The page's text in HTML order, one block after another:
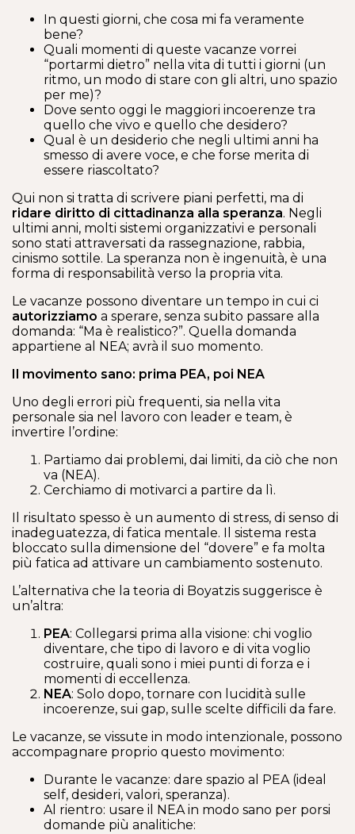
In questi giorni, che cosa mi fa veramente
bene?
Quali momenti di queste vacanze vorrei
“portarmi dietro” nella vita di tutti i giorni (un
ritmo, un modo di stare con gli altri, uno spazio
per me)?
Dove sento oggi le maggiori incoerenze tra
quello che vivo e quello che desidero?
Qual è un desiderio che negli ultimi anni ha
smesso di avere voce, e che forse merita di
essere riascoltato?
Qui non si tratta di scrivere piani perfetti, ma di
ridare diritto di cittadinanza alla speranza. Negli
ultimi anni, molti sistemi organizzativi e personali
sono stati attraversati da rassegnazione, rabbia,
cinismo sottile. La speranza non è ingenuità, è una
forma di responsabilità verso la propria vita.
Le vacanze possono diventare un tempo in cui ci
autorizziamo a sperare, senza subito passare alla
domanda: “Ma è realistico?”. Quella domanda
appartiene al NEA; avrà il suo momento.
Il movimento sano: prima PEA, poi NEA
Uno degli errori più frequenti, sia nella vita
personale sia nel lavoro con leader e team, è
invertire l’ordine:
Partiamo dai problemi, dai limiti, da ciò che non
va (NEA).
Cerchiamo di motivarci a partire da lì.
Il risultato spesso è un aumento di stress, di senso di
inadeguatezza, di fatica mentale. Il sistema resta
bloccato sulla dimensione del “dovere” e fa molta
più fatica ad attivare un cambiamento sostenuto.
L’alternativa che la teoria di Boyatzis suggerisce è
un’altra:
PEA: Collegarsi prima alla visione: chi voglio
diventare, che tipo di lavoro e di vita voglio
costruire, quali sono i miei punti di forza e i
momenti di eccellenza.
NEA: Solo dopo, tornare con lucidità sulle
incoerenze, sui gap, sulle scelte difficili da fare.
Le vacanze, se vissute in modo intenzionale, possono
accompagnare proprio questo movimento:
Durante le vacanze: dare spazio al PEA (ideal
self, desideri, valori, speranza).
Al rientro: usare il NEA in modo sano per porsi
domande più analitiche: